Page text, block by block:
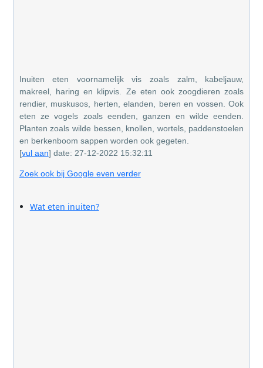
Inuiten eten voornamelijk vis zoals zalm, kabeljauw,
makreel, haring en klipvis. Ze eten ook zoogdieren zoals
rendier, muskusos, herten, elanden, beren en vossen. Ook
eten ze vogels zoals eenden, ganzen en wilde eenden.
Planten zoals wilde bessen, knollen, wortels, paddenstoelen
en berkenboom sappen worden ook gegeten.
[vul aan] date: 27-12-2022 15:32:11
Zoek ook bij Google even verder
Wat eten inuiten?